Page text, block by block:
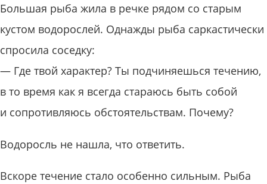
Большая рыба жила в речке рядом со старым
кустом водорослей. Однажды рыба саркастически
спросила соседку:
— Где твой характер? Ты подчиняешься течению,
в то время как я всегда стараюсь быть собой
и сопротивляюсь обстоятельствам. Почему?
Водоросль не нашла, что ответить.
Вскоре течение стало особенно сильным. Рыба